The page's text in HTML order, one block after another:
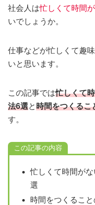
社会人は忙しくて時間
いでしょうか。
仕事などが忙しくて趣
いと思います。
この記事では忙しくて
法6選と時間をつくるこ
す。
この記事の内容
忙しくて時間が
選
時間をつくること